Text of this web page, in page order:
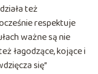
też
respektuje
ważne są nie
łagodzące, kojące i
się”